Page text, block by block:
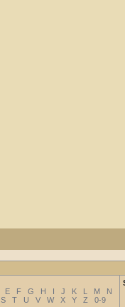
E F G H I J K L M
N
S T U V W X Y Z 0-9